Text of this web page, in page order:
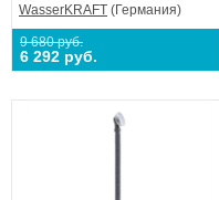
WasserKRAFT (Германия)
9 680 руб.
6 292 руб.